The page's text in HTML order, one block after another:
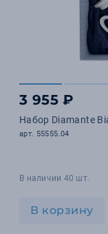
3 955 ₽
Набор Diamante
арт. 55555.04
В наличии 40 шт.
В корзину